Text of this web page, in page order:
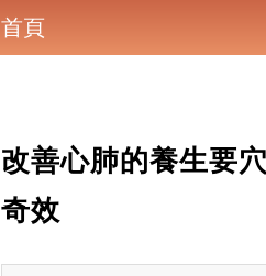
首頁
改善心肺的養生要
奇效